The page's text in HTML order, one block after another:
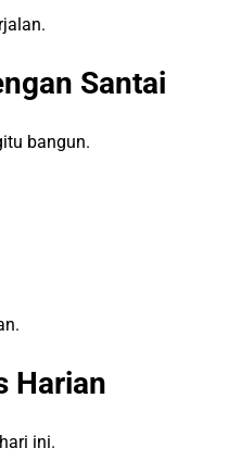
Santai
bangun.
Harian
ini.